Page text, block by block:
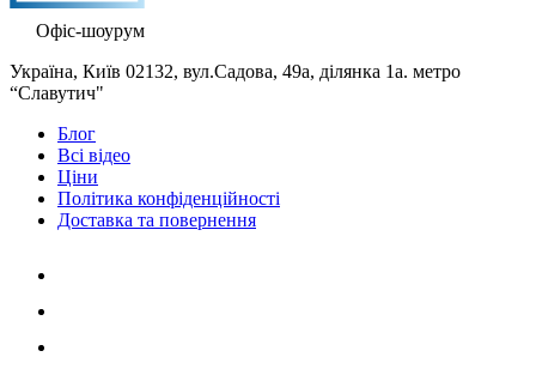
Офіс-шоурум
Україна, Київ 02132, вул.Садова, 49а, ділянка 1а. метро
“Славутич"
Блог
Всі відео
Ціни
Політика конфіденційності
Доставка та повернення